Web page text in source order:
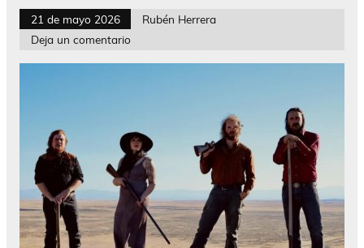
21 de mayo 2026
Rubén Herrera
Deja un comentario